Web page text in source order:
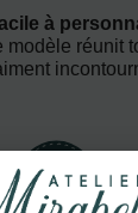
à
modèle réunit